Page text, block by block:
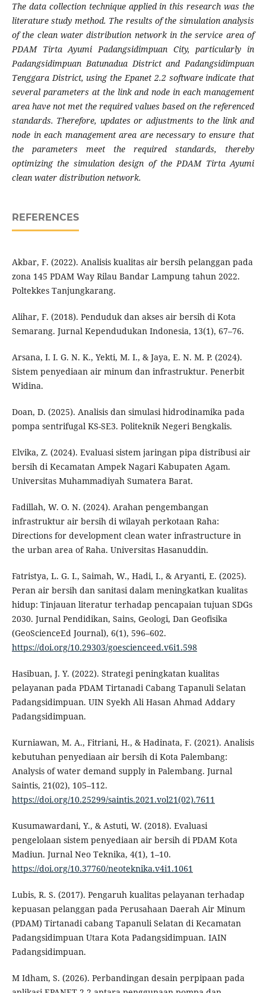
The data collection technique applied in this research was the
literature study method. The results of the simulation analysis
of the clean water distribution network in the service area of
PDAM Tirta Ayumi Padangsidimpuan City, particularly in
Padangsidimpuan Batunadua District and Padangsidimpuan
Tenggara District, using the Epanet 2.2 software indicate that
several parameters at the link and node in each management
area have not met the required values based on the referenced
standards. Therefore, updates or adjustments to the link and
node in each management area are necessary to ensure that
the parameters meet the required standards, thereby
optimizing the simulation design of the PDAM Tirta Ayumi
clean water distribution network.
REFERENCES
Akbar, F. (2022). Analisis kualitas air bersih pelanggan pada
zona 145 PDAM Way Rilau Bandar Lampung tahun 2022.
Poltekkes Tanjungkarang.
Alihar, F. (2018). Penduduk dan akses air bersih di Kota
Semarang. Jurnal Kependudukan Indonesia, 13(1), 67–76.
Arsana, I. I. G. N. K., Yekti, M. I., & Jaya, E. N. M. P. (2024).
Sistem penyediaan air minum dan infrastruktur. Penerbit
Widina.
Doan, D. (2025). Analisis dan simulasi hidrodinamika pada
pompa sentrifugal KS-SE3. Politeknik Negeri Bengkalis.
Elvika, Z. (2024). Evaluasi sistem jaringan pipa distribusi air
bersih di Kecamatan Ampek Nagari Kabupaten Agam.
Universitas Muhammadiyah Sumatera Barat.
Fadillah, W. O. N. (2024). Arahan pengembangan
infrastruktur air bersih di wilayah perkotaan Raha:
Directions for development clean water infrastructure in
the urban area of Raha. Universitas Hasanuddin.
Fatristya, L. G. I., Saimah, W., Hadi, I., & Aryanti, E. (2025).
Peran air bersih dan sanitasi dalam meningkatkan kualitas
hidup: Tinjauan literatur terhadap pencapaian tujuan SDGs
2030. Jurnal Pendidikan, Sains, Geologi, Dan Geofisika
(GeoScienceEd Journal), 6(1), 596–602.
https://doi.org/10.29303/goescienceed.v6i1.598
Hasibuan, J. Y. (2022). Strategi peningkatan kualitas
pelayanan pada PDAM Tirtanadi Cabang Tapanuli Selatan
Padangsidimpuan. UIN Syekh Ali Hasan Ahmad Addary
Padangsidimpuan.
Kurniawan, M. A., Fitriani, H., & Hadinata, F. (2021). Analisis
kebutuhan penyediaan air bersih di Kota Palembang:
Analysis of water demand supply in Palembang. Jurnal
Saintis, 21(02), 105–112.
https://doi.org/10.25299/saintis.2021.vol21(02).7611
Kusumawardani, Y., & Astuti, W. (2018). Evaluasi
pengelolaan sistem penyediaan air bersih di PDAM Kota
Madiun. Jurnal Neo Teknika, 4(1), 1–10.
https://doi.org/10.37760/neoteknika.v4i1.1061
Lubis, R. S. (2017). Pengaruh kualitas pelayanan terhadap
kepuasan pelanggan pada Perusahaan Daerah Air Minum
(PDAM) Tirtanadi cabang Tapanuli Selatan di Kecamatan
Padangsidimpuan Utara Kota Padangsidimpuan. IAIN
Padangsidimpuan.
M Idham, S. (2026). Perbandingan desain perpipaan pada